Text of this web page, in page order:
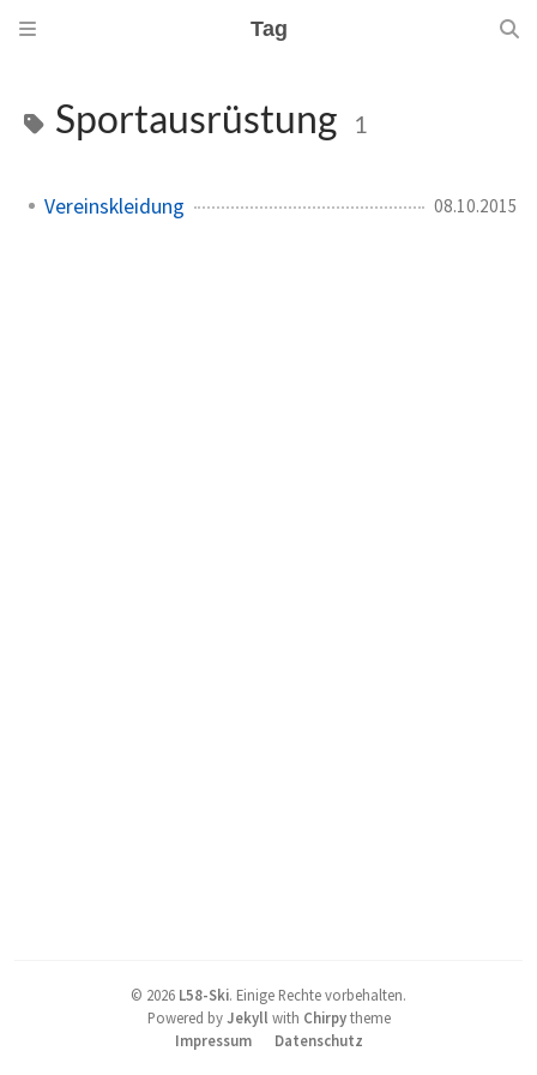
Tag
Sportausrüstung 1
Vereinskleidung 08.10.2015
© 2026 L58-Ski. Einige Rechte vorbehalten.
Powered byJekyll with Chirpytheme
Impressum
Datenschutz